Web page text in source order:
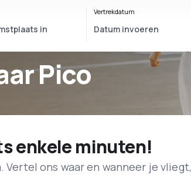
Pico
Vertrekdatum
enkele minuten!
Vertel ons waar en wanneer je vliegt,